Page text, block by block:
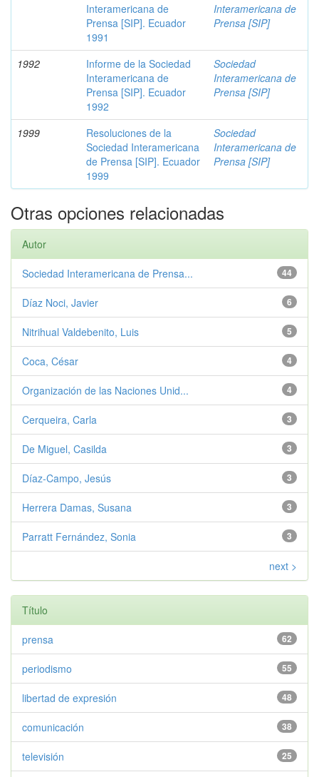
Interamericana de
Prensa [SIP]. Ecuador
1991
Interamericana de
Prensa [SIP]
1992
Informe de la Sociedad
Interamericana de
Prensa [SIP]. Ecuador
1992
Sociedad
Interamericana de
Prensa [SIP]
1999
Resoluciones de la
Sociedad Interamericana
de Prensa [SIP]. Ecuador
1999
Sociedad
Interamericana de
Prensa [SIP]
Otras opciones relacionadas
Autor
44
Sociedad Interamericana de Prensa...
6
Díaz Noci, Javier
5
Nitrihual Valdebenito, Luis
4
Coca, César
4
Organización de las Naciones Unid...
3
Cerqueira, Carla
3
De Miguel, Casilda
3
Díaz-Campo, Jesús
3
Herrera Damas, Susana
3
Parratt Fernández, Sonia
next >
Título
62
prensa
55
periodismo
48
libertad de expresión
38
comunicación
25
televisión